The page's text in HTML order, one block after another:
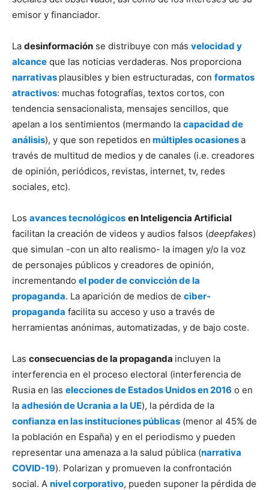
emisor y financiador.
La desinformación se distribuye con más velocidad y
alcance que las noticias verdaderas. Nos proporciona
narrativas plausibles y bien estructuradas, con formatos
atractivos: muchas fotografías, textos cortos, con
tendencia sensacionalista, mensajes sencillos, que
apelan a los sentimientos (mermando la capacidad de
análisis), y que son repetidos en múltiples ocasionesa
través de multitud de medios y de canales (i.e. creadores
de opinión, periódicos, revistas, internet, tv, redes
sociales, etc).
Los avances tecnológicos en Inteligencia Artificial
facilitan la creación de videos y audios falsos (deepfakes)
que simulan -con un alto realismo- la imagen y/o la voz
de personajes públicos y creadores de opinión,
incrementando el poder de convicción de la
propaganda. La aparición de medios de ciber-
propaganda facilita su acceso y uso a través de
herramientas anónimas, automatizadas, y de bajo coste.
Las consecuencias de la propaganda incluyen la
interferencia en el proceso electoral (interferencia de
Rusia en las elecciones de Estados Unidos en 2016 o en
la adhesión de Ucrania a la UE), la pérdida de la
confianza en las instituciones públicas (menor al 45% de
la población en España) y en el periodismo y pueden
representar una amenaza a la salud pública (narrativa
COVID-19). Polarizan y promueven la confrontación
social. A nivel corporativo, pueden suponer la pérdida de